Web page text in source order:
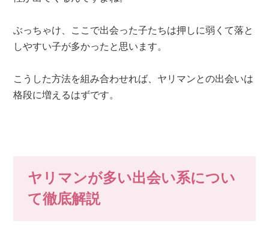
ぶっちゃけ、ここで出会った子たちは押しに弱くて落と
しやすい子が多かったと思います。
こうした方法を組み合わせれば、ヤリマンとの出会いは
格段に増えるはずです。
ヤリマンが多い出会い系につい
て徹底解説